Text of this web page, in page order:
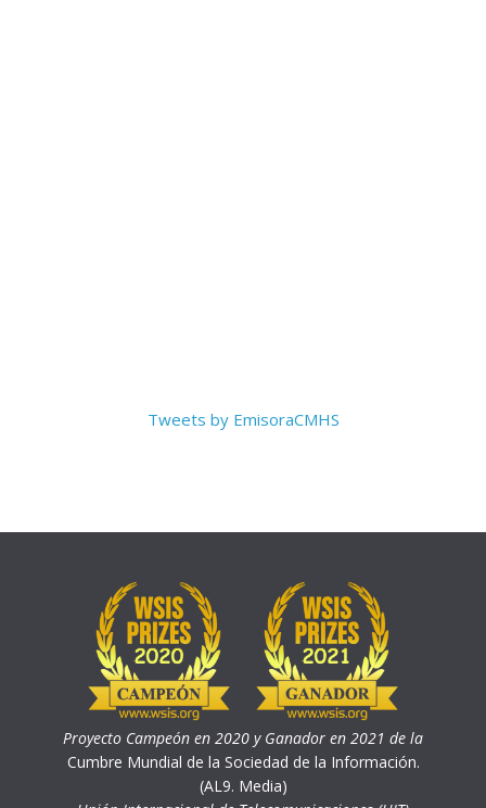
Tweets by EmisoraCMHS
Proyecto Campeón en 2020 y Ganador en 2021 de la
Cumbre Mundial de la Sociedad de la Información.
(AL9. Media)